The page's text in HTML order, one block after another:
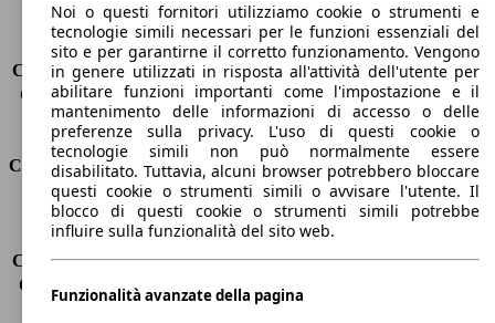
Sedili
5
Carico sul tetto
-
Capacità di traino (senza freni) -
Capacità di traino (con freni)
-
Volume del bagagliaio
523 - 1382 l
Consumi
Emissioni di CO2*
263 g/km (komb.)
Consumo (urbano)
16.1 l/100km
Consumo (extra-urbano) 8.8 l/100km
Consumo (combinato)*
11.5 l/100km
Noi o questi fornitori utilizziamo cookie o strumenti e
tecnologie simili necessari per le funzioni essenziali del
sito e per garantirne il corretto funzionamento. Vengono
in genere utilizzati in risposta all'attività dell'utente per
abilitare funzioni importanti come l'impostazione e il
mantenimento delle informazioni di accesso o delle
preferenze sulla privacy. L'uso di questi cookie o
tecnologie simili non può normalmente essere
disabilitato. Tuttavia, alcuni browser potrebbero bloccare
questi cookie o strumenti simili o avvisare l'utente. Il
blocco di questi cookie o strumenti simili potrebbe
influire sulla funzionalità del sito web.
Funzionalità avanzate della pagina